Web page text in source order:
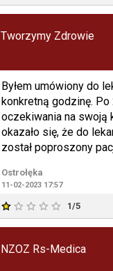
Tworzymy Zdrowie
Byłem umówiony do
konkretną godzinę. Po
oczekiwania na swoją
okazało się, że do
został poproszony
Ostrołęka
11-02-2023 17:57
1/5
NZOZ Rs-Medica